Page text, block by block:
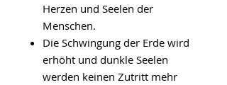
Herzen und Seelen der
Menschen.
Die Schwingung der Erde wird
erhöht und dunkle Seelen
werden keinen Zutritt mehr